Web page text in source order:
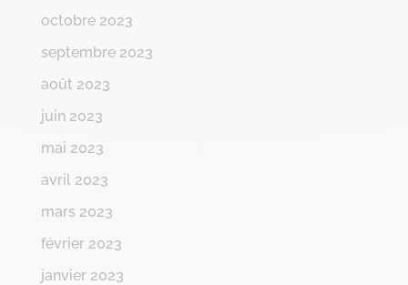
octobre 2023
septembre 2023
août 2023
juin 2023
mai 2023
avril 2023
mars 2023
février 2023
janvier 2023